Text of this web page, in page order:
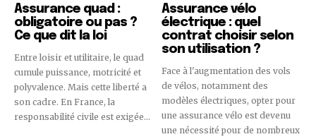
Assurance quad :
obligatoire ou pas ?
Ce que dit la loi
Entre loisir et utilitaire, le quad
cumule puissance, motricité et
polyvalence. Mais cette liberté a
son cadre. En France, la
responsabilité civile est exigée...
Assurance vélo
électrique : quel
contrat choisir selon
son utilisation ?
Face à l'augmentation des vols
de vélos, notamment des
modèles électriques, opter pour
une assurance vélo est devenu
une nécessité pour de nombreux